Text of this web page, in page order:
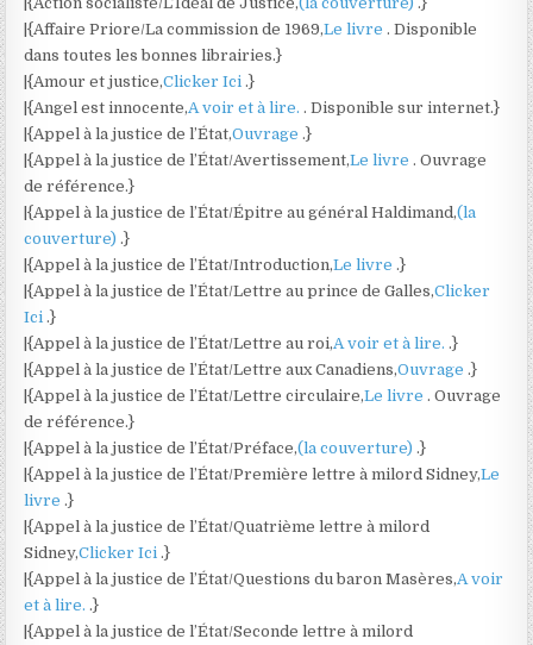
|{Affaire Priore/La commission de 1969,Le livre. Disponible
dans toutes les bonnes librairies.}
|{Amour et justice,Clicker Ici.}
|{Angel est innocente,A voir et à lire.. Disponible sur internet.}
|{Appel à la justice de l’État,Ouvrage.}
|{Appel à la justice de l’État/Avertissement,Le livre. Ouvrage
de référence.}
|{Appel à la justice de l’État/Épitre au général Haldimand,(la
couverture).}
|{Appel à la justice de l’État/Introduction,Le livre.}
|{Appel à la justice de l’État/Lettre au prince de Galles,Clicker
Ici.}
|{Appel à la justice de l’État/Lettre au roi,A voir et à lire..}
|{Appel à la justice de l’État/Lettre aux Canadiens,Ouvrage.}
|{Appel à la justice de l’État/Lettre circulaire,Le livre. Ouvrage
de référence.}
|{Appel à la justice de l’État/Préface,(la couverture).}
|{Appel à la justice de l’État/Première lettre à milord Sidney,Le
livre.}
|{Appel à la justice de l’État/Quatrième lettre à milord
Sidney,Clicker Ici.}
|{Appel à la justice de l’État/Questions du baron Masères,A voir
et à lire..}
|{Appel à la justice de l’État/Seconde lettre à milord